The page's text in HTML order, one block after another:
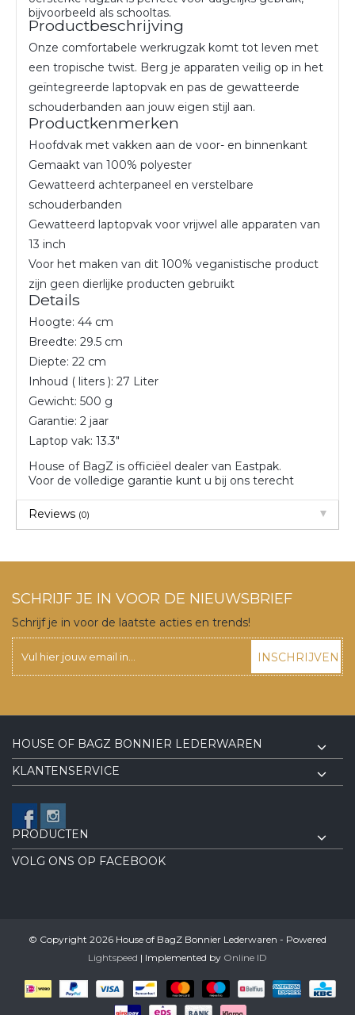
bijvoorbeeld als schooltas.
Productbeschrijving
Onze comfortabele werkrugzak komt tot leven met
een tropische twist. Berg je apparaten veilig op in het
geïntegreerde laptopvak en pas de gewatteerde
schouderbanden aan jouw eigen stijl aan.
Productkenmerken
Hoofdvak met vakken aan de voor- en binnenkant
Gemaakt van 100% polyester
Gewatteerd achterpaneel en verstelbare
schouderbanden
Gewatteerd laptopvak voor vrijwel alle apparaten van
13 inch
Voor het maken van dit 100% veganistische product
zijn geen dierlijke producten gebruikt
Details
Hoogte: 44 cm
Breedte: 29.5 cm
Diepte: 22 cm
Inhoud ( liters ): 27 Liter
Gewicht: 500 g
Garantie: 2 jaar
Laptop vak: 13.3″
House of BagZ is officiëel dealer van Eastpak.
Voor de volledige garantie kunt u bij ons terecht
Reviews (0)
SCHRIJF JE IN VOOR DE NIEUWSBRIEF
Schrijf je in voor de laatste acties en trends!
INSCHRIJVEN
HOUSE OF BAGZ BONNIER LEDERWAREN
KLANTENSERVICE
PRODUCTEN
VOLG ONS OP FACEBOOK
© Copyright 2026 House of BagZ Bonnier Lederwaren - Powered
Lightspeed | Implemented by Online ID